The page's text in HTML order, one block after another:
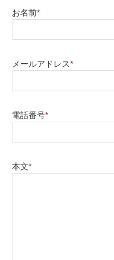
お名前*
メールアドレス*
電話番号*
本文*